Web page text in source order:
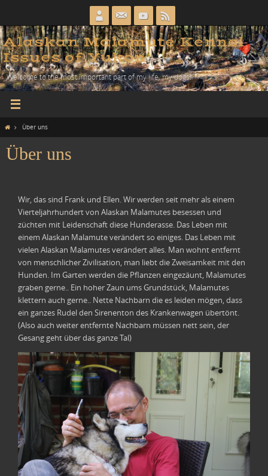
springen
Alaskan Malamute Kennel
Issues of Yukon
Welcome to the most important part of my life, my dogs!
HomeÜber uns
Über uns
Wir, das sind Frank und Ellen. Wir werden seit mehr als einem
Vierteljahrhundert von Alaskan Malamutes besessen und
züchten mit Leidenschaft diese Hunderasse. Das Leben mit
einem Alaskan Malamute verändert so einiges. Das Leben mit
vielen Alaskan Malamutes verändert alles. Man wohnt entfernt
von menschlicher Zivilisation, man liebt die Zweisamkeit mit den
Hunden. Im Garten werden die Pflanzen eingezäunt, Malamutes
graben gerne.. Ein hoher Zaun ums Grundstück, Malamutes
klettern auch gerne.. Nette Nachbarn die es leiden mögen, dass
ein ganzes Rudel den Sirenenton des Krankenwagen übertönt.
(Also auch weiter entfernte Nachbarn müssen nett sein, der
Gesang geht über das ganze Tal)